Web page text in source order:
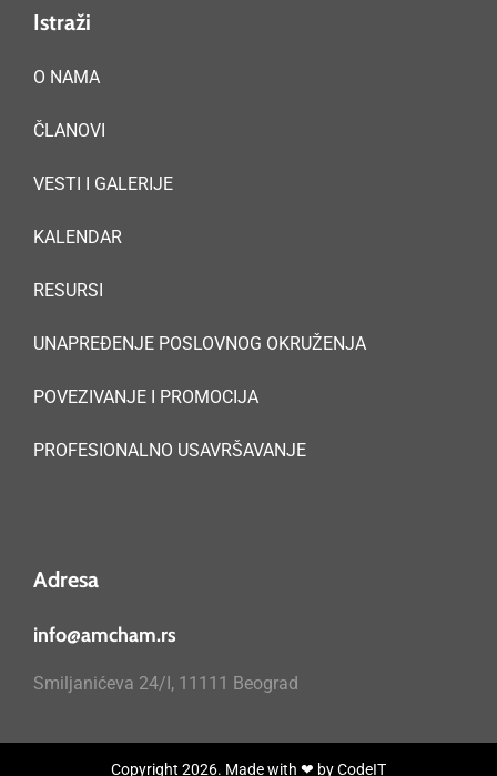
Istraži
O NAMA
ČLANOVI
VESTI I GALERIJE
KALENDAR
RESURSI
UNAPREĐENJE POSLOVNOG OKRUŽENJA
POVEZIVANJE I PROMOCIJA
PROFESIONALNO USAVRŠAVANJE
Adresa
info@amcham.rs
Smiljanićeva 24/I, 11111 Beograd
Copyright 2026. Made with ❤ byCodeIT